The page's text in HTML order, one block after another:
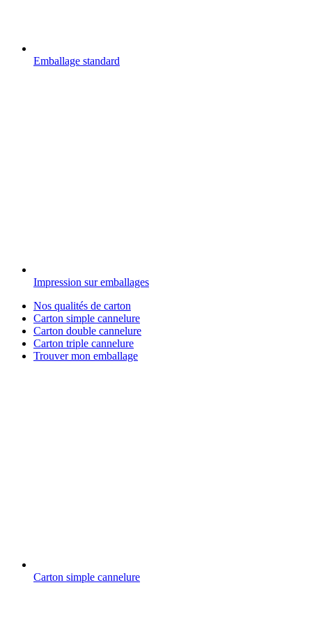
Emballage standard
Impression sur emballages
Nos qualités de carton
Carton simple cannelure
Carton double cannelure
Carton triple cannelure
Trouver mon emballage
Carton simple cannelure